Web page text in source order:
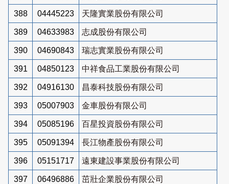
388 04445223 天隆實業股份有限公司
389 04633983 志成股份有限公司
390 04690843 瑞志實業股份有限公司
391 04850123 中祥食品工業股份有限公司
392 04916130 昌泰科技股份有限公司
393 05007903 金車股份有限公司
394 05085196 百星投資股份有限公司
395 05091394 長江物產股份有限公司
396 05151717 遠東建設事業股份有限公司
397 06496886 茁壯企業股份有限公司